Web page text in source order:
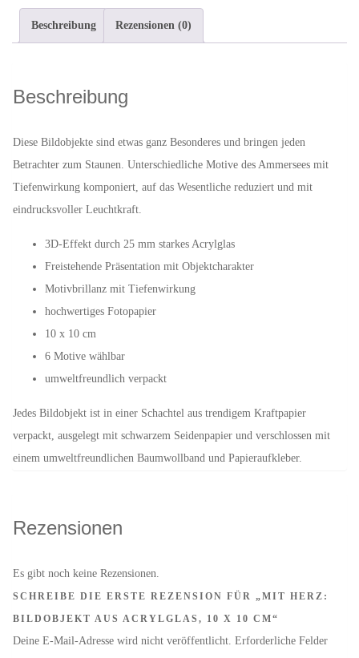
Acrylglas,
cm
Beschreibung Rezensionen (0)
Beschreibung
Diese Bildobjekte sind etwas ganz Besonderes und bringen jeden
Betrachter zum Staunen. Unterschiedliche Motive des Ammersees mit
Tiefenwirkung komponiert, auf das Wesentliche reduziert und mit
eindrucksvoller Leuchtkraft.
3D-Effekt durch 25 mm starkes Acrylglas
Freistehende Präsentation mit Objektcharakter
Motivbrillanz mit Tiefenwirkung
hochwertiges Fotopapier
10 x 10 cm
6 Motive wählbar
umweltfreundlich verpackt
Jedes Bildobjekt ist in einer Schachtel aus trendigem Kraftpapier
verpackt, ausgelegt mit schwarzem Seidenpapier und verschlossen mit
einem umweltfreundlichen Baumwollband und Papieraufkleber.
Rezensionen
Es gibt noch keine Rezensionen.
SCHREIBE DIE ERSTE REZENSION FÜR „MIT HERZ:
BILDOBJEKT AUS ACRYLGLAS, 10 X 10 CM“
Deine E-Mail-Adresse wird nicht veröffentlicht. Erforderliche Felder